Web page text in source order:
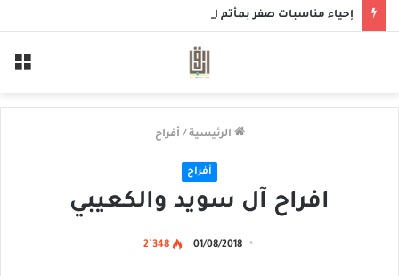
إحياء مناسبات صفر بمأتم المرحوم الحاج سعيد الخميس
الرئيسية / أفراح
أفراح
افراح آل سويد والكعيبي
01/08/2018 2٬348